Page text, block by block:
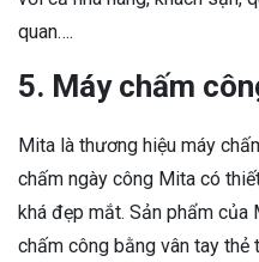
quan….
5. Máy chấm
Mita là thương hiệu máy
chấm ngày công Mita có
khá đẹp mắt. Sản phẩm
chấm công bằng vân tay thẻ